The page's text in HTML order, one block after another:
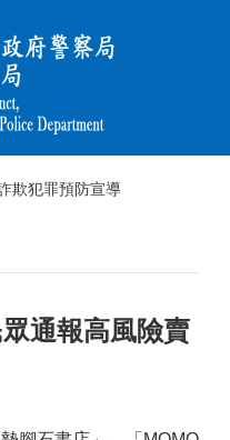
欺犯罪預防宣導
通報高風險賣